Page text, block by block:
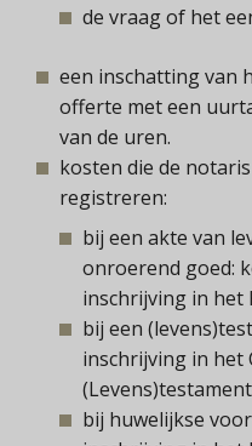
de vraag of het
een inschatting van
offerte met een
van de uren.
kosten die de
registreren:
bij een akte van
onroerend goed:
inschrijving in het
bij een
inschrijving in het
bij huwelijkse